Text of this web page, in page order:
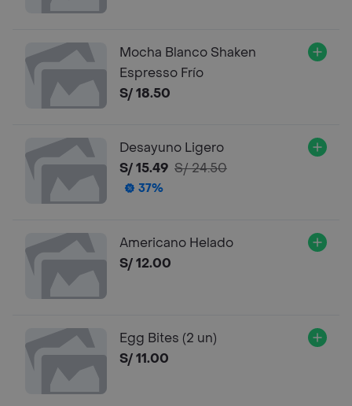
Mocha Blanco Shaken
Espresso Frío
S/ 18.50
Desayuno Ligero
S/ 15.49 S/ 24.50
37%
Americano Helado
S/ 12.00
Egg Bites (2 un)
S/ 11.00